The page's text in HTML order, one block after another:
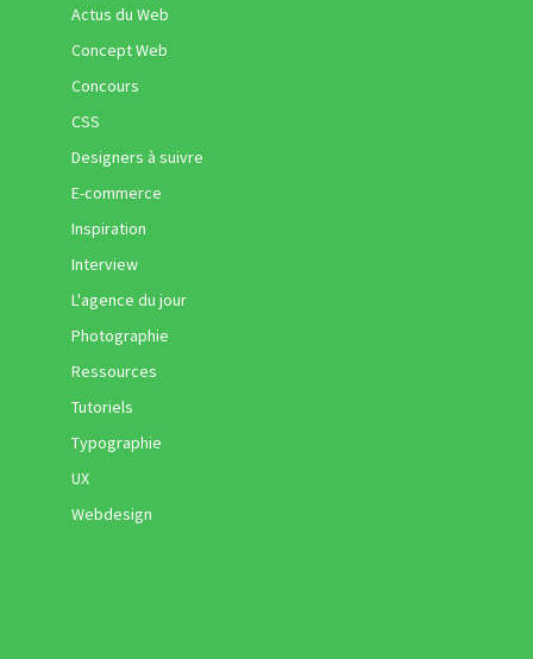
Actus du Web
Concept Web
Concours
CSS
Designers à suivre
E-commerce
Inspiration
Interview
L'agence du jour
Photographie
Ressources
Tutoriels
Typographie
UX
Webdesign